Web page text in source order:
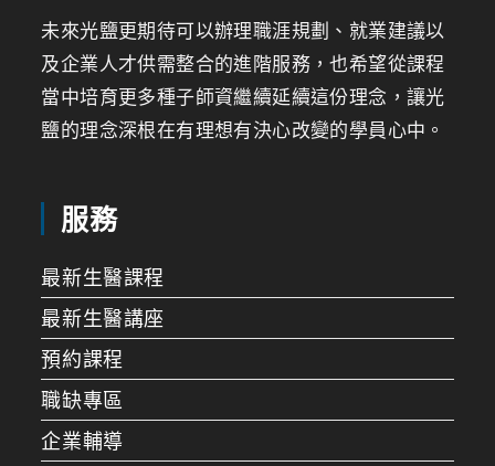
未來光鹽更期待可以辦理職涯規劃、就業建議以
及企業人才供需整合的進階服務，也希望從課程
當中培育更多種子師資繼續延續這份理念，讓光
鹽的理念深根在有理想有決心改變的學員心中。
服務
最新生醫課程
最新生醫講座
預約課程
職缺專區
企業輔導